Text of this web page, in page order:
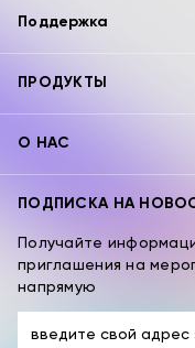
Поддержка
ПРОДУКТЫ
О НАС
ПОДПИСКА НА
Получайте
приглашения на
напрямую